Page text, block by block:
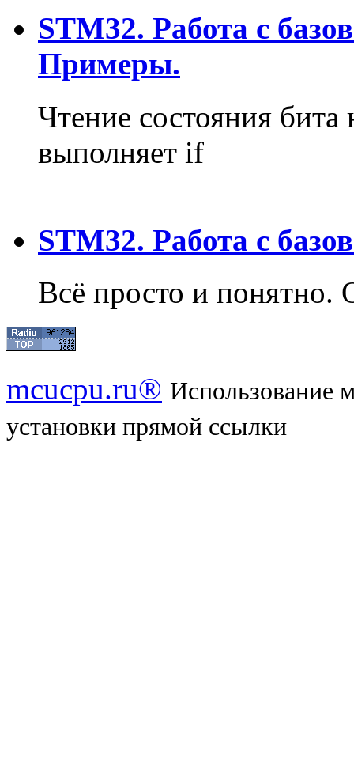
STM32. Работа с
Примеры.
Чтение состояния
выполняет if
STM32. Работа с
Всё просто и понятно.
mcucpu.ru® Использование
установки прямой ссылки